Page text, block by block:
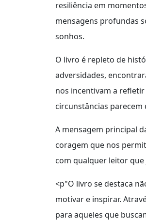
resiliência em
mensagens profundas
sonhos.
O livro é repleto de
adversidades,
nos incentivam a
circunstâncias parecem
A mensagem principal
coragem que nos
com qualquer leitor
<p"O livro se destaca
motivar e inspirar.
para aqueles que